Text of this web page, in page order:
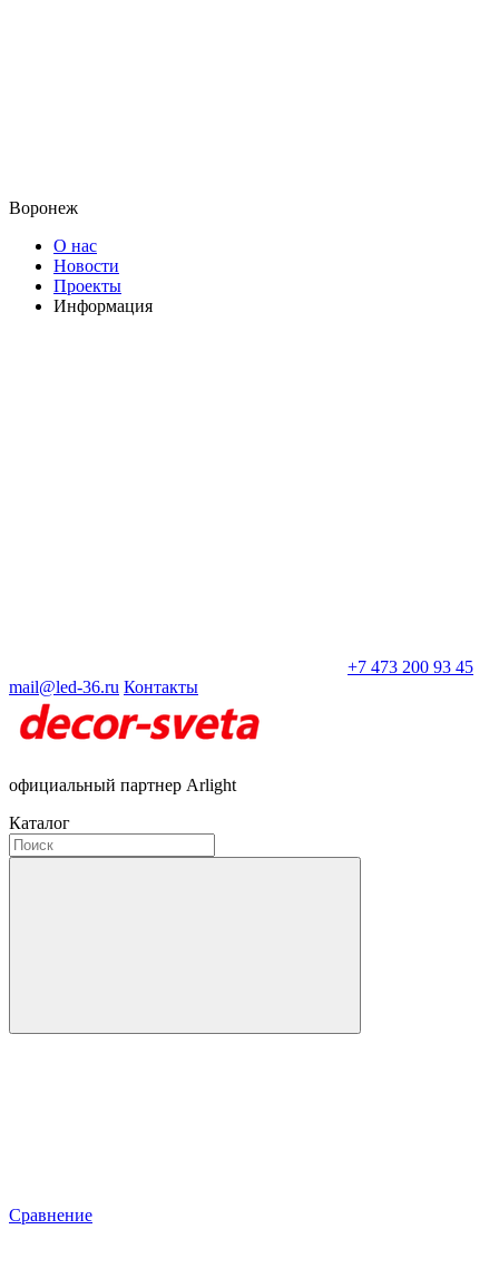
Воронеж
О нас
Новости
Проекты
Информация
+7 473 200 93 45
mail@led-36.ru Контакты
официальный партнер Arlight
Каталог
Сравнение